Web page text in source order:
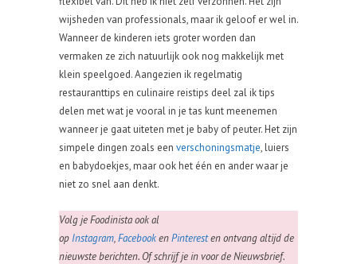
wijsheden van professionals, maar ik geloof er wel in.
Wanneer de kinderen iets groter worden dan
vermaken ze zich natuurlijk ook nog makkelijk met
klein speelgoed. Aangezien ik regelmatig
restauranttips en culinaire reistips deel zal ik tips
delen met wat je vooral in je tas kunt meenemen
wanneer je gaat uiteten met je baby of peuter. Het zijn
simpele dingen zoals een verschoningsmatje, luiers
en babydoekjes, maar ook het één en ander waar je
niet zo snel aan denkt.
Volg je Foodinista ook al
op Instagram,FacebookenPinteresten ontvang altijd de
nieuwste berichten. Of schrijf je in voor de Nieuwsbrief.